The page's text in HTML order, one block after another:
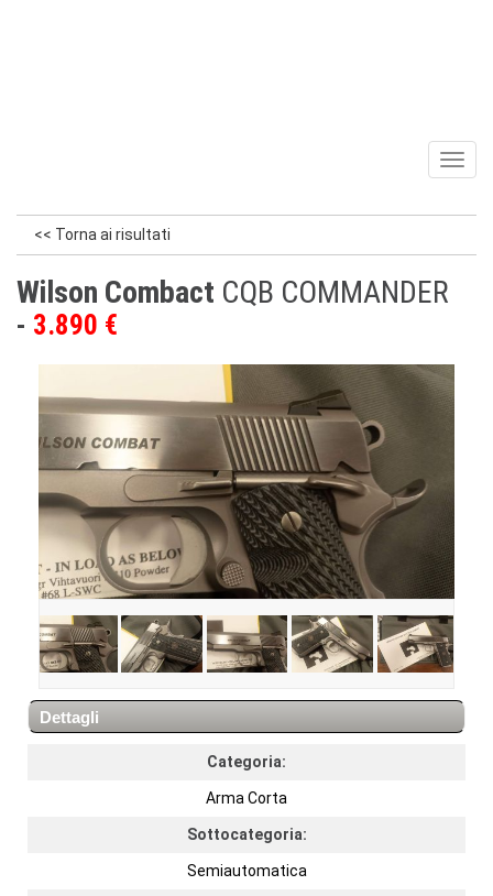
<< Torna ai risultati
Wilson Combact CQB COMMANDER
3.890 €
Dettagli
Categoria:
Arma Corta
Sottocategoria:
Semiautomatica